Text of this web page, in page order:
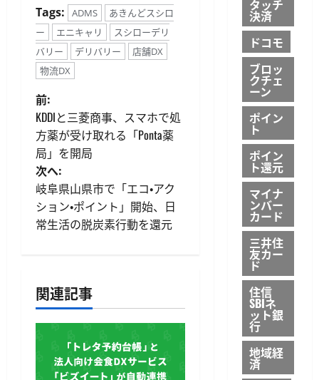
Tags:
ADMS
あきんどスシロ
ー
エニキャリ
スシローデリ
バリー
デリバリー
店舗DX
物流DX
投
稿
ナ
ビ
ゲ
シ
ョ
前:
KDDIと三菱商事、スマホで処
方薬が受け取れる「Ponta薬
局」を開局
次へ:
岐阜県山県市で「エコ・アク
ション・ポイント」開始、日
常生活の脱炭素行動を還元
関連記事
タッチ
決済
ドコモ
ブロッ
クチェ
ーン
ポイン
ト
ポイン
ト還元
マイナ
ンバー
カード
三井住
友カー
ド
住信
SBIネ
ット銀
行
地域経
済